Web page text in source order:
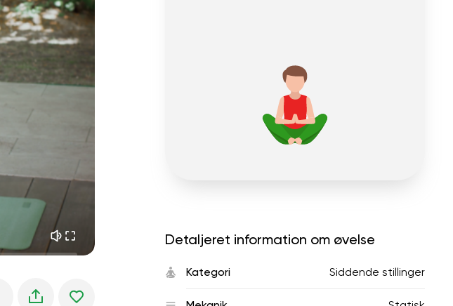
01:44
01:27
01:34
05:00
02:00
02:00
Detaljeret information om øvelse
Kategori Siddende stillinger